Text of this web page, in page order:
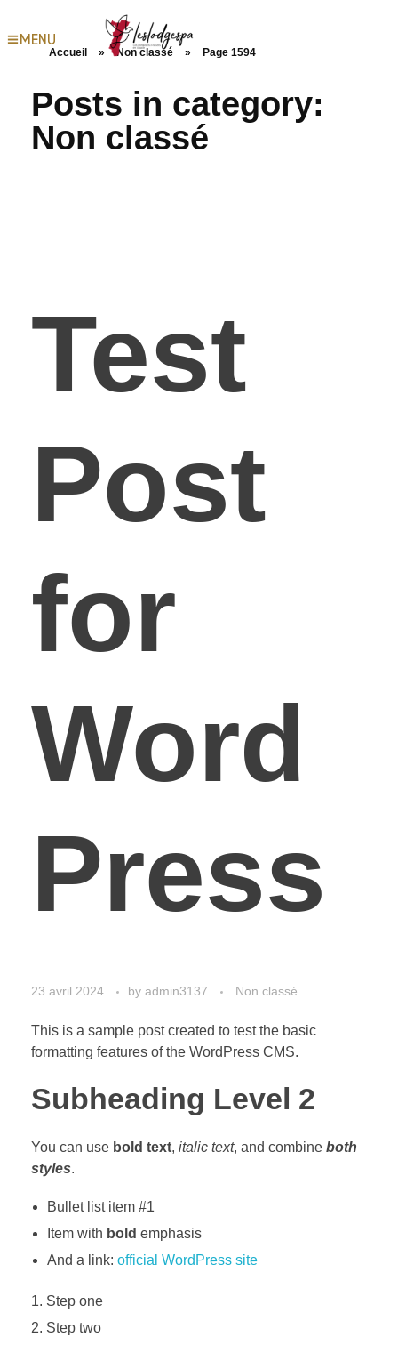
MENU
Accueil » Non classé » Page 1594
Posts in category:
Non classé
Test
Post
for
Word
Press
23 avril 2024 by admin3137 Non classé
This is a sample post created to test the basic
formatting features of the WordPress CMS.
Subheading Level 2
You can use bold text, italic text, and combine both
styles.
Bullet list item #1
Item with bold emphasis
And a link: official WordPress site
Step one
Step two